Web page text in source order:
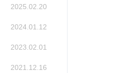
2025.02.20
2024.01.12
2023.02.01
2021.12.16